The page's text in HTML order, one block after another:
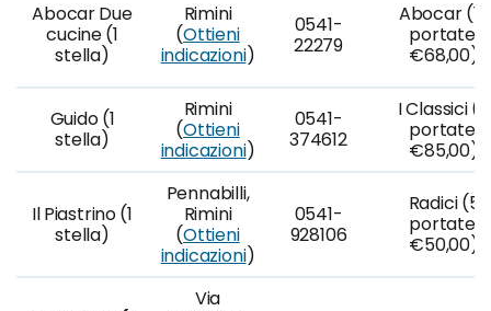
Abocar Due
cucine (1
stella)
Rimini
(Ottieni
indicazioni)
0541-
22279
Abocar (10
portate,
€68,00)
Guido (1
stella)
Rimini
(Ottieni
indicazioni)
0541-
374612
I Classici (7
portate,
€85,00)
Il Piastrino (1
stella)
Pennabilli,
Rimini
(Ottieni
indicazioni)
0541-
928106
Radici (5
portate,
€50,00)
Via